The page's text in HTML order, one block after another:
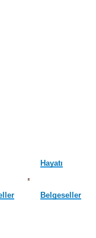
Hayatı
Belgeseller